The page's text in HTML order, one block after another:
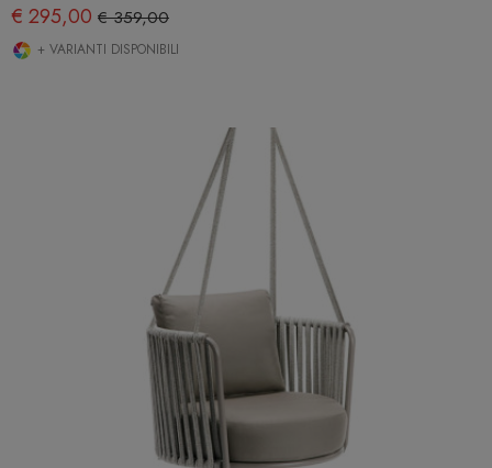
€ 295,00 € 359,00
+ VARIANTI DISPONIBILI